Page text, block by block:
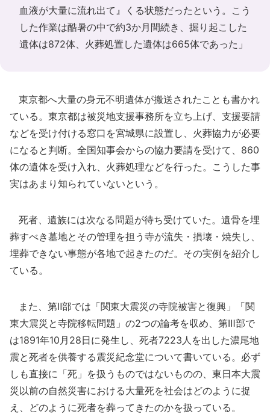
血液が大量に流れ出て』くる状態だったという。こう
した作業は酷暑の中で約3か月間続き、掘り起こした
遺体は872体、火葬処置した遺体は665体であった」
東京都へ大量の身元不明遺体が搬送されたことも書かれ
ている。東京都は被災地支援事務所を立ち上げ、支援要請
などを受け付ける窓口を宮城県に設置し、火葬協力が必要
になると判断。全国知事会からの協力要請を受けて、860
体の遺体を受け入れ、火葬処理などを行った。こうした事
実はあまり知られていないという。
死者、遺族には次なる問題が待ち受けていた。遺骨を埋
葬すべき墓地とその管理を担う寺が流失・損壊・焼失し、
埋葬できない事態が各地で起きたのだ。その実例を紹介し
ている。
また、第Ⅱ部では「関東大震災の寺院被害と復興」「関
東大震災と寺院移転問題」の2つの論考を収め、第Ⅲ部で
は1891年10月28日に発生し、死者7223人を出した濃尾地
震と死者を供養する震災紀念堂について書いている。必ず
しも直接に「死」を扱うものではないものの、東日本大震
災以前の自然災害における大量死を社会はどのように捉
え、どのように死者を葬ってきたのかを扱っている。